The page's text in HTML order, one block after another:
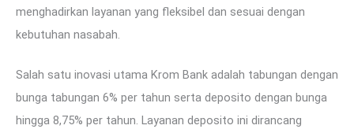
menghadirkan layanan yang fleksibel dan sesuai dengan
kebutuhan nasabah.
Salah satu inovasi utama Krom Bank adalah tabungan dengan
bunga tabungan 6% per tahun serta deposito dengan bunga
hingga 8,75% per tahun. Layanan deposito ini dirancang